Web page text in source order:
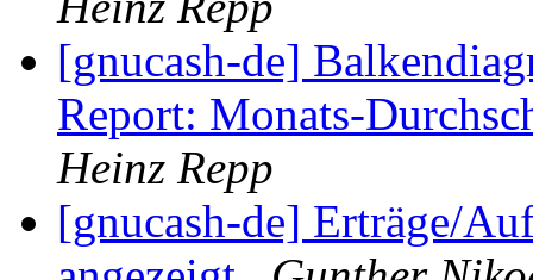
[gnucash-de]
Report: Monats-
Heinz Repp
[gnucash-de] Erträge/